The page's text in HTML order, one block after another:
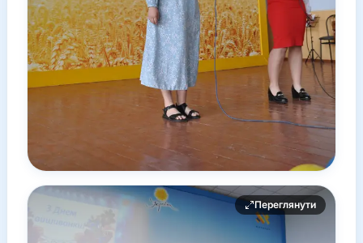
Переглянути